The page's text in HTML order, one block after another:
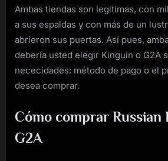
Ambas tiendas son legitimas, con
a sus espaldas y con más de un
abrieron sus puertas. Así pues,
debería usted elegir Kinguin o G2A
nececidades: método de pago o el
desea comprar.
Cómo comprar Russian
G2A